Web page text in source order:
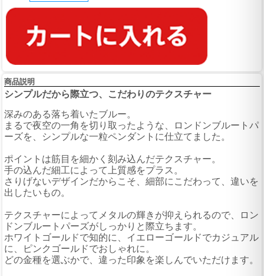
商品説明
シンプルだから際立つ、こだわりのテクスチャー
深みのある落ち着いたブルー。
まるで夜空の一角を切り取ったような、ロンドンブルートパ
ーズを、シンプルな一粒ペンダントに仕立てました。
ポイントは筋目を細かく刻み込んだテクスチャー。
手の込んだ細工によって上質感をプラス。
さりげないデザインだからこそ、細部にこだわって、違いを
出したいもの。
テクスチャーによってメタルの輝きが抑えられるので、ロン
ドンブルートパーズがしっかりと際立ちます。
ホワイトゴールドで知的に、イエローゴールドでカジュアル
に、ピンクゴールドでおしゃれに。
どの金種を選ぶかで、違った印象を楽しんでいただけます。